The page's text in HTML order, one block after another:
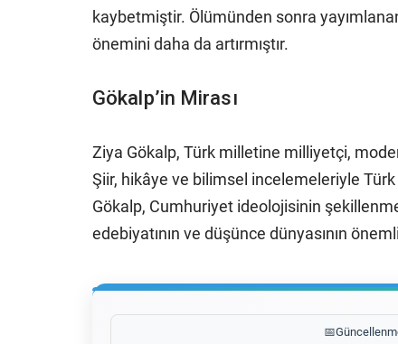
kaybetmiştir. Ölümünden sonra
önemini daha da artırmıştır.
Gökalp’in Mirası
Ziya Gökalp, Türk milletine milliyetçi,
Şiir, hikâye ve bilimsel incelemeleriyle
Gökalp, Cumhuriyet ideolojisinin
edebiyatının ve düşünce dünyasının
📅